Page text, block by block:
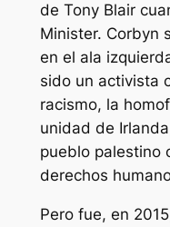
de Tony Blair
Minister. Corbyn
en el ala
sido un activista
racismo, la
unidad de
pueblo palestino
derechos
Pero fue, en